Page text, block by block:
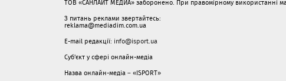
ТОВ «САНЛАЙТ МЕДИА» заборонено. При правомірному використанні
З питань реклами звертайтесь:
reklama@mediadim.com.ua
E-mail редакції: info@isport.ua
Суб'єкт у сфері онлайн-медіа
Назва онлайн-медіа – «ISPORT»